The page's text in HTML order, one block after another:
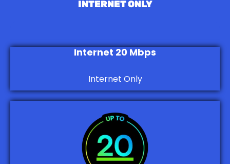
INTERNET ONLY
Internet 20 Mbps
Internet Only